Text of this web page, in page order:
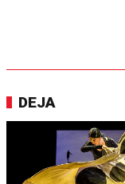
DEJA